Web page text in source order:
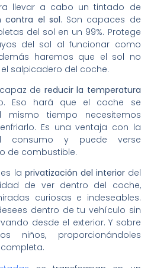
llevar a cabo un tintado de
contra el sol. Son capaces de
del sol en un 99%. Protege
del sol al funcionar como
haremos que el sol no
salpicadero del coche.
de reducir la temperatura
Eso hará que el coche se
tiempo necesitemos
Es una ventaja con la
consumo y puede verse
de combustible.
la privatización del interiordel
de ver dentro del coche,
curiosas e indeseables.
dentro de tu vehículo sin
desde el exterior. Y sobre
niños, proporcionándoles